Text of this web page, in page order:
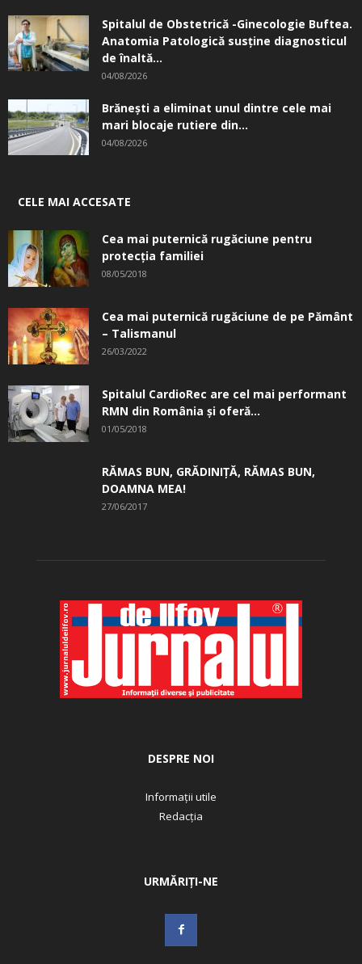
Spitalul de Obstetrică -Ginecologie Buftea.
Anatomia Patologică susţine diagnosticul
de înaltă...
04/08/2026
Brănești a eliminat unul dintre cele mai
mari blocaje rutiere din...
04/08/2026
CELE MAI ACCESATE
Cea mai puternică rugăciune pentru
protecția familiei
08/05/2018
Cea mai puternică rugăciune de pe Pământ
– Talismanul
26/03/2022
Spitalul CardioRec are cel mai performant
RMN din România și oferă...
01/05/2018
RĂMAS BUN, GRĂDINIŢĂ, ­RĂMAS BUN,
DOAMNA MEA!
27/06/2017
DESPRE NOI
Informații utile
Redacția
URMĂRIȚI-NE